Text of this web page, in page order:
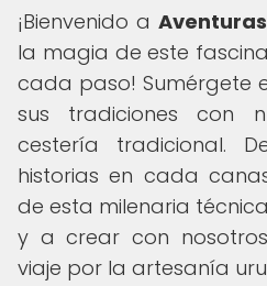
¡Bienvenido a
la magia de este
cada paso! Sumérgete
sus tradiciones con
cestería tradicional.
historias en cada
de esta milenaria
y a crear con
viaje por la artesanía